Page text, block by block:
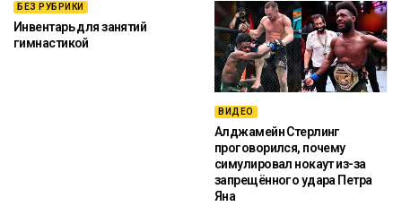
БЕЗ РУБРИКИ
Инвентарь для занятий
гимнастикой
ВИДЕО
Алджамейн Стерлинг
проговорился, почему
симулировал нокаут из-за
запрещённого удара Петра
Яна